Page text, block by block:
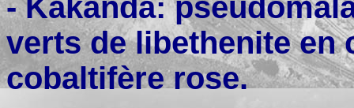
- Kakanda:
verts de libethenite en
cobaltifère rose.